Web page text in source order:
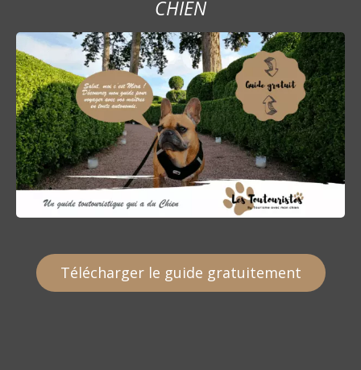
t
i
c
l
e
CHIEN
Télécharger le guide gratuitement